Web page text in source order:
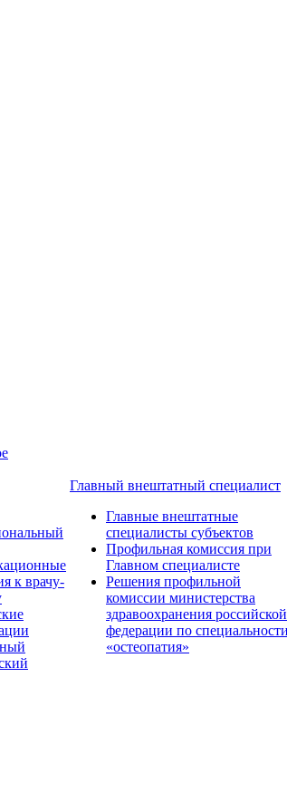
к врачу-
Главный внештатный специалист
Главные внештатные
специалисты субъектов
Профильная комиссия при
Главном специалисте
Решения профильной
комиссии министерства
здравоохранения российской
федерации по специальности
«остеопатия»